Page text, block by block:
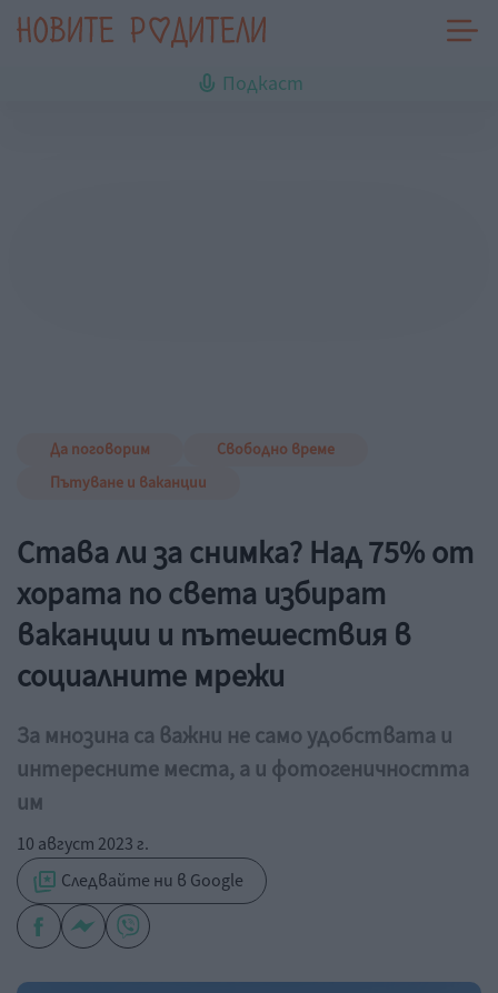
Подкаст
Да поговорим
Свободно време
Пътуване и ваканции
Става ли за снимка? Над 75% от
хората по света избират
ваканции и пътешествия в
социалните мрежи
За мнозина са важни не само удобствата и
интересните места, а и фотогеничността
им
10 август 2023 г.
Следвайте ни в Google